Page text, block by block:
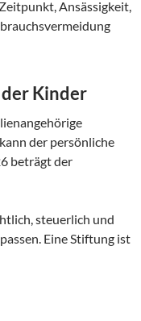
Ansässigkeit,
Kinder
der persönliche
beträgt der
steuerlich und
Eine Stiftung ist